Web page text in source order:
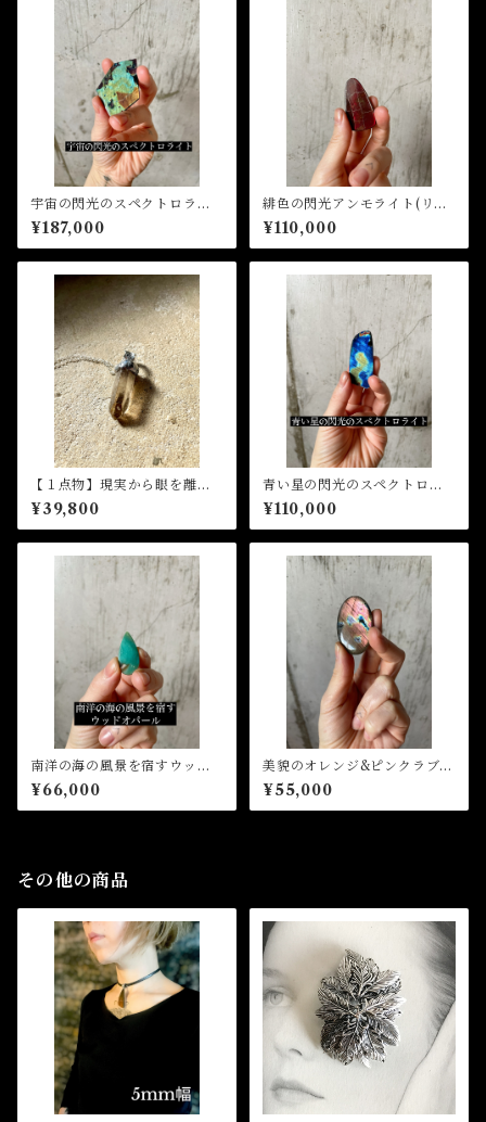
宇宙の閃光のスペクトロライ
ト(オーダー、リングorペンダ
ント加工)
¥187,000
緋色の閃光アンモライト(リン
グorペンダント加工)
¥110,000
【１点物】現実から眼を離さ
ないスモーキークォーツペン
ダント
¥39,800
青い星の閃光のスペクトロラ
イト(オーダー、リングorペン
ダント加工)
¥110,000
南洋の海の風景を宿すウッド
オパール(珪化木)ペンダント加
工
¥66,000
美貌のオレンジ&ピンクラブラ
ドライト(リングorペンダント
加工)
¥55,000
その他の商品